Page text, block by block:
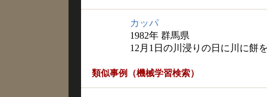
カッパ
1982年 群馬県
12月1日の川浸りの日に川に餅
類似事例（機械学習検索）